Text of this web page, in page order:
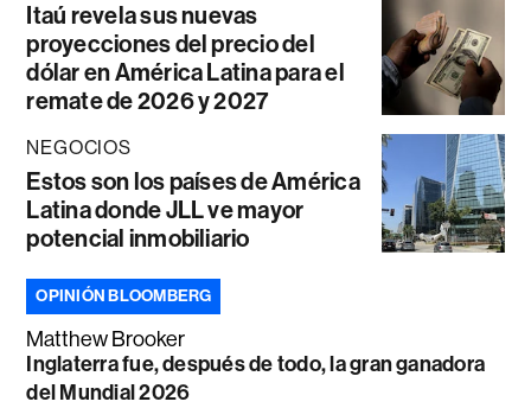
Itaú revela sus nuevas
proyecciones del precio del
dólar en América Latina para el
remate de 2026 y 2027
NEGOCIOS
Estos son los países de América
Latina donde JLL ve mayor
potencial inmobiliario
OPINIÓN BLOOMBERG
Matthew Brooker
Inglaterra fue, después de todo, la gran ganadora
del Mundial 2026